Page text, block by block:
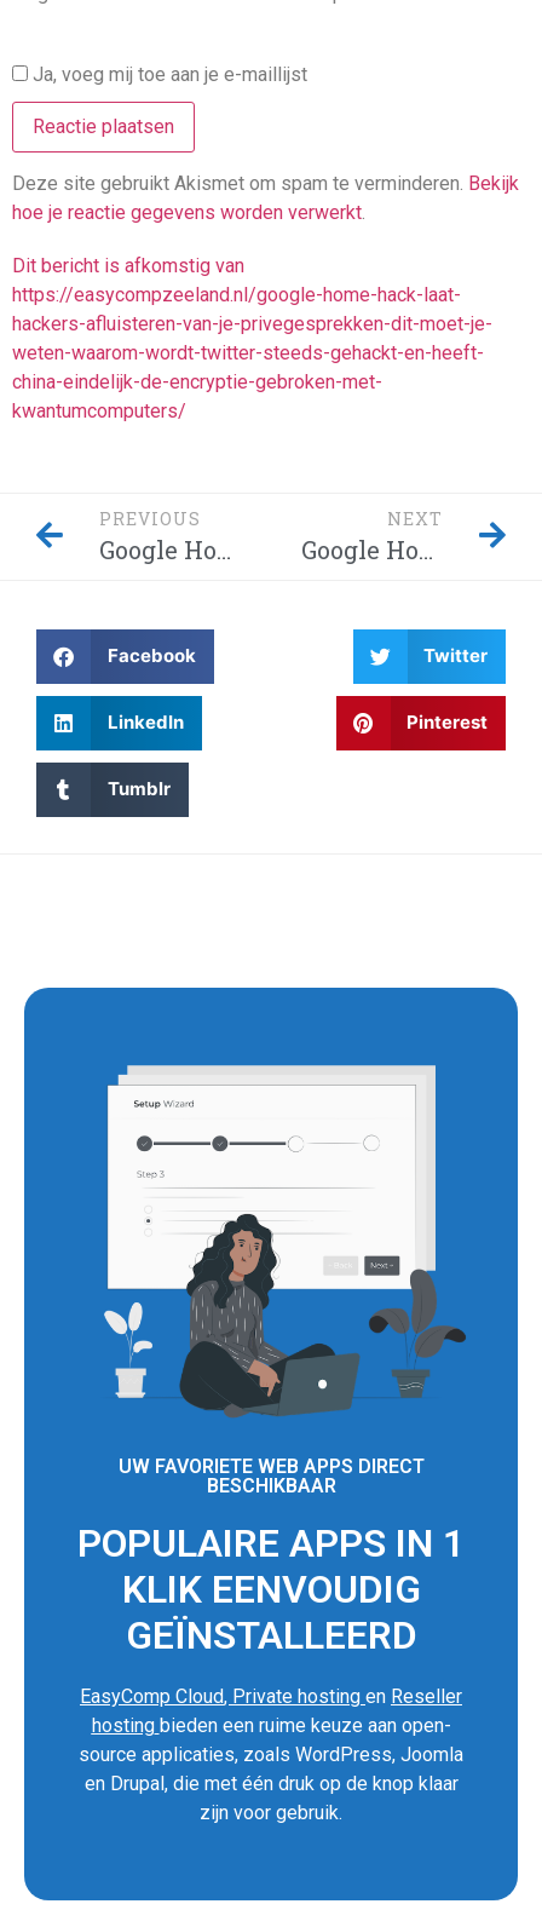
Ja, voeg mij toe aan je e-maillijst
Deze site gebruikt Akismet om spam te verminderen. Bekijk
hoe je reactie gegevens worden verwerkt.
Dit bericht is afkomstig van
https://easycompzeeland.nl/google-home-hack-laat-
hackers-afluisteren-van-je-privegesprekken-dit-moet-je-
weten-waarom-wordt-twitter-steeds-gehackt-en-heeft-
china-eindelijk-de-encryptie-gebroken-met-
kwantumcomputers/
PREVIOUS
Google Home-hack laat hackers afluisteren van je privégesprekken – Dit moet je weten! Waarom wordt Twitter steeds gehackt en heeft China eindelijk de encryptie gebroken met kwantumcomputers?
NEXT
Google Home-hack laat hackers afluisteren van je privégesprekken – Dit moet je weten! Waarom wordt Twitter steeds gehackt en heeft China eindelijk de encryptie gebroken met kwantumcomputers?
Facebook Twitter
LinkedIn Pinterest
Tumblr
UW FAVORIETE WEB APPS DIRECT
BESCHIKBAAR
POPULAIRE APPS IN 1
KLIK EENVOUDIG
GEÏNSTALLEERD
EasyComp Cloud, Private hosting en Reseller
hosting bieden een ruime keuze aan open-
source applicaties, zoals WordPress, Joomla
en Drupal, die met één druk op de knop klaar
zijn voor gebruik.